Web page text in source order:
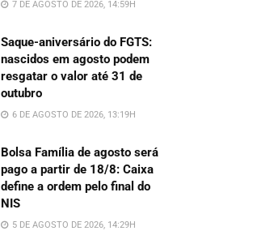
7 DE AGOSTO DE 2026, 14:59H
Saque-aniversário do FGTS:
nascidos em agosto podem
resgatar o valor até 31 de
outubro
6 DE AGOSTO DE 2026, 13:19H
Bolsa Família de agosto será
pago a partir de 18/8: Caixa
define a ordem pelo final do
NIS
5 DE AGOSTO DE 2026, 14:29H